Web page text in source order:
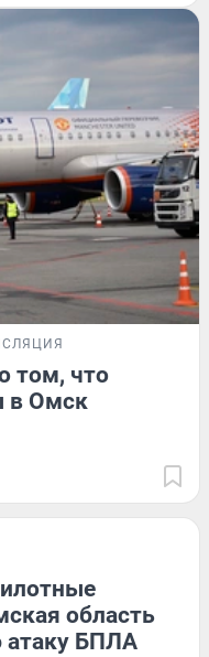
том, что
в Омск
область
атаку БПЛА